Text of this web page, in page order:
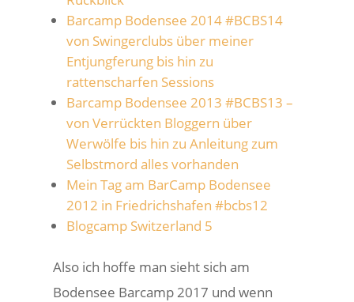
Barcamp Bodensee 2014 #BCBS14
von Swingerclubs über meiner
Entjungferung bis hin zu
rattenscharfen Sessions
Barcamp Bodensee 2013 #BCBS13 –
von Verrückten Bloggern über
Werwölfe bis hin zu Anleitung zum
Selbstmord alles vorhanden
Mein Tag am BarCamp Bodensee
2012 in Friedrichshafen #bcbs12
Blogcamp Switzerland 5
Also ich hoffe man sieht sich am
Bodensee Barcamp 2017 und wenn